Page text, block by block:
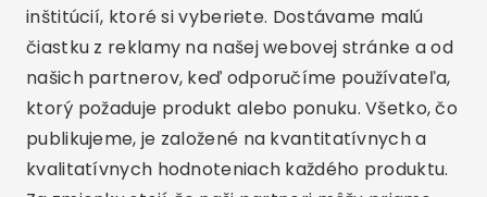
inštitúcií, ktoré si vyberiete. Dostávame malú
čiastku z reklamy na našej webovej stránke a od
našich partnerov, keď odporučíme používateľa,
ktorý požaduje produkt alebo ponuku. Všetko, čo
publikujeme, je založené na kvantitatívnych a
kvalitatívnych hodnoteniach každého produktu.